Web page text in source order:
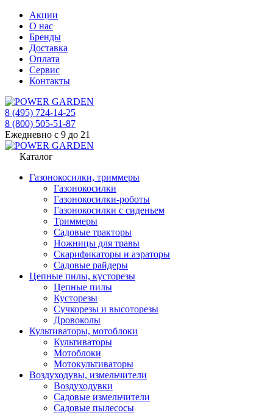
Акции
О нас
Бренды
Доставка
Оплата
Сервис
Контакты
8 (495) 724-14-25
8 (800) 505-51-87
Ежедневно с 9 до 21
Каталог
Газонокосилки, триммеры
Газонокосилки
Газонокосилки-роботы
Газонокосилки с сиденьем
Триммеры
Садовые тракторы
Ножницы для травы
Скарификаторы и аэраторы
Садовые райдеры
Цепные пилы, кусторезы
Цепные пилы
Кусторезы
Сучкорезы и высоторезы
Дровоколы
Культиваторы, мотоблоки
Культиваторы
Мотоблоки
Мотокультиваторы
Воздуходувы, измельчители
Воздуходувки
Садовые измельчители
Садовые пылесосы